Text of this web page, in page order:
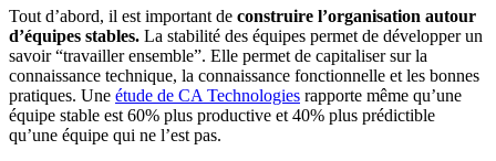
Tout d’abord, il est important de construire l’organisation autour
d’équipes stables. La stabilité des équipes permet de développer un
savoir “travailler ensemble”. Elle permet de capitaliser sur la
connaissance technique, la connaissance fonctionnelle et les bonnes
pratiques. Une étude de CA Technologies rapporte même qu’une
équipe stable est 60% plus productive et 40% plus prédictible
qu’une équipe qui ne l’est pas.